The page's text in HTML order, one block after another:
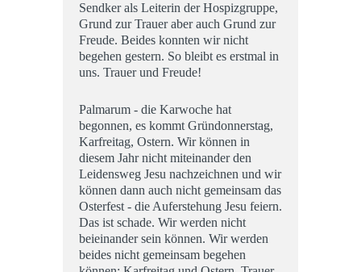
Sendker als Leiterin der Hospizgruppe,
Grund zur Trauer aber auch Grund zur
Freude. Beides konnten wir nicht
begehen gestern. So bleibt es erstmal in
uns. Trauer und Freude!
Palmarum - die Karwoche hat
begonnen, es kommt Gründonnerstag,
Karfreitag, Ostern. Wir können in
diesem Jahr nicht miteinander den
Leidensweg Jesu nachzeichnen und wir
können dann auch nicht gemeinsam das
Osterfest - die Auferstehung Jesu feiern.
Das ist schade. Wir werden nicht
beieinander sein können. Wir werden
beides nicht gemeinsam begehen